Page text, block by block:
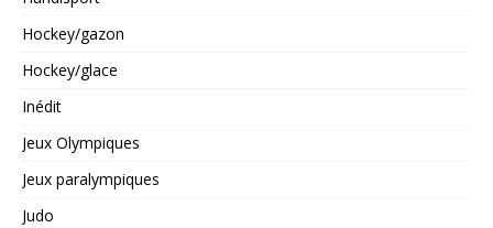
Hockey/gazon
Hockey/glace
Inédit
Jeux Olympiques
Jeux paralympiques
Judo